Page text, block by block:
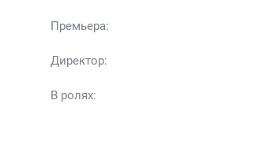
Премьера:
Директор:
В ролях: